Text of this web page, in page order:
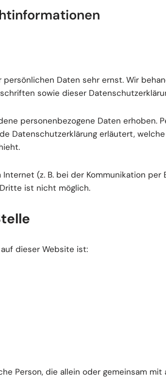
Daten sehr ernst. Wir
sowie dieser
personenbezogene Daten erhoben.
Datenschutzerklärung erläutert,
(z. B. bei der Kommunikation
ist nicht möglich.
dieser Website ist:
Person, die allein oder gemeinsam